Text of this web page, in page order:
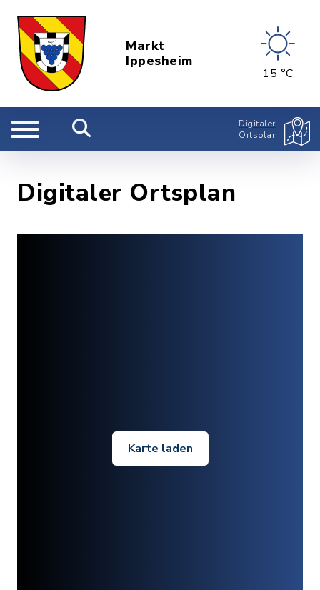
Markt
Ippesheim
15 °C
Digitaler
Ortsplan
Digitaler Ortsplan
Karte laden